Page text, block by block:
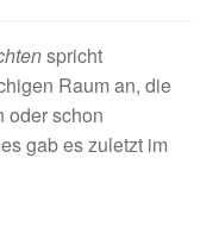
spricht
Raum an, die
oder schon
gab es zuletzt im